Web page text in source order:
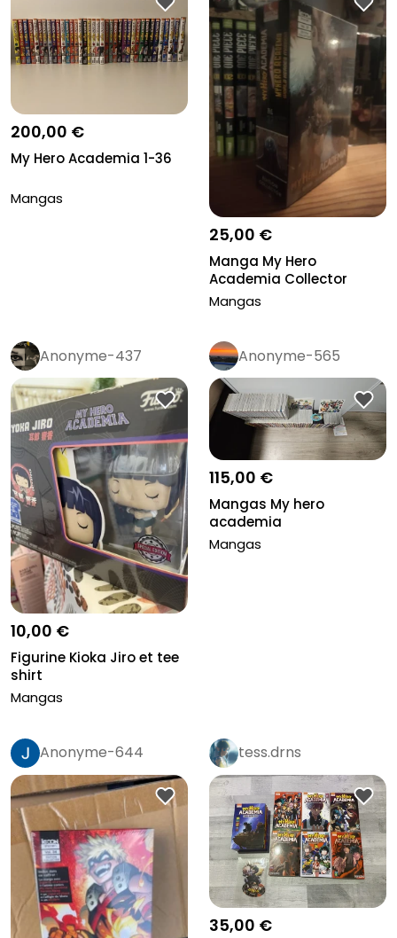
200,00 €
My Hero Academia 1-36
Mangas
25,00 €
Manga My Hero
Academia Collector
tome 37
Mangas
Anonyme-437
10,00 €
Figurine Kioka Jiro et tee
shirt
Mangas
Anonyme-565
115,00 €
Mangas My hero
academia
Mangas
Anonyme-644 tess.drns
35,00 €